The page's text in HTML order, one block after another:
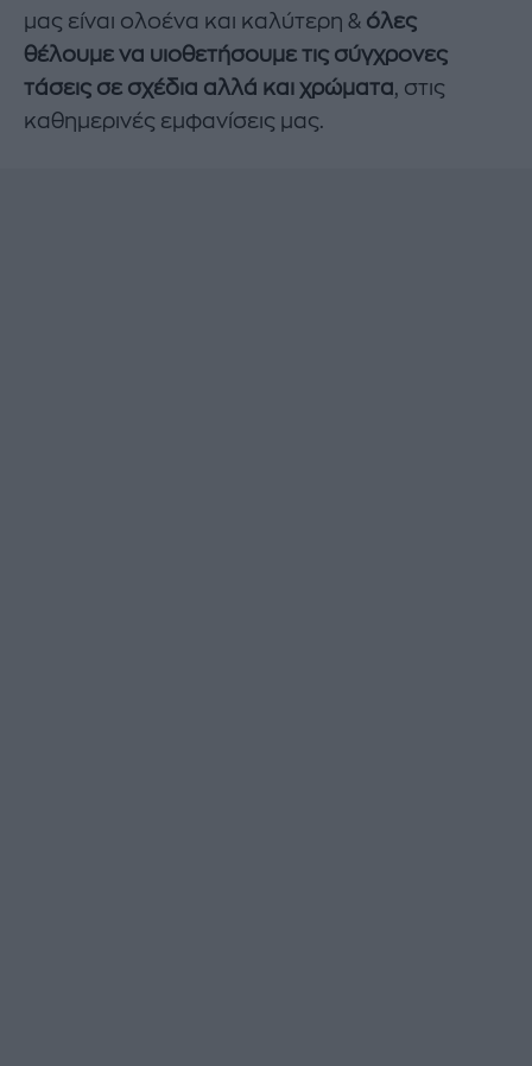
μας είναι ολοένα και καλύτερη & όλες
θέλουμε να υιοθετήσουμε τις σύγχρονες
τάσεις σε σχέδια αλλά και χρώματα, στις
καθημερινές εμφανίσεις μας.